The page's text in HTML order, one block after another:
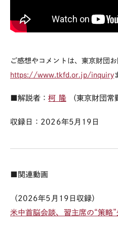
ご感想やコメントは、東京財団
https://www.tkfd.or.jp/inquiry
■解説者：柯 隆（東京財団常
収録日： 2026年5 月 19 日
■関連動画
（ 2026年5 月19 日収録）
米中首脳会談、習主席の“策略